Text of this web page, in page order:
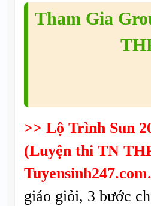
Tham Gia
>> Lộ Trình Sun
(Luyện thi TN
Tuyensinh247.com.
giáo giỏi, 3 bước